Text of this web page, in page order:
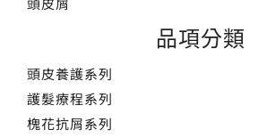
品項分類
頭皮養護系列
護髮療程系列
槐花抗屑系列